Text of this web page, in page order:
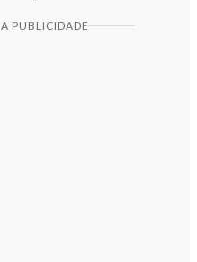
PUBLICIDADE